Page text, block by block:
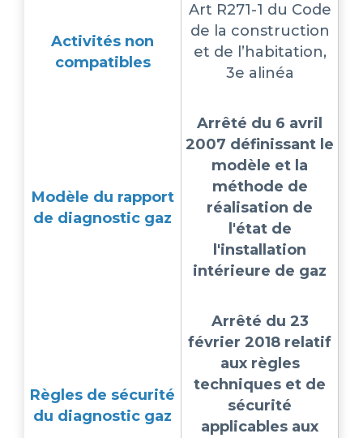
Activités non
compatibles
Art R271-1 du Code
de la construction
et de l’habitation,
3e alinéa
Modèle du rapport
de diagnostic gaz
Arrêté du 6 avril
2007 définissant le
modèle et la
méthode de
réalisation de
l'état de
l'installation
intérieure de gaz
Règles de sécurité
du diagnostic gaz
Arrêté du 23
février 2018 relatif
aux règles
techniques et de
sécurité
applicables aux